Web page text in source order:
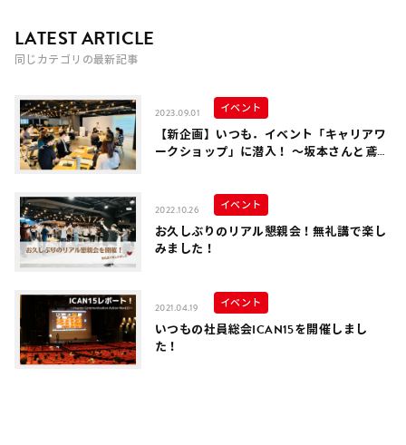
LATEST ARTICLE
同じカテゴリの最新記事
2023.09.01 イベント
【新企画】いつも．イベント「キャリアワ
ークショップ」に潜入！ ～坂本さんと鳶本
2022.10.26 イベント
お久しぶりのリアル懇親会！無礼講で楽し
みました！
2021.04.19 イベント
いつもの社員総会ICAN15を開催しまし
た！